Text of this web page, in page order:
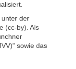
unter der
(cc-by). Als
sowie das